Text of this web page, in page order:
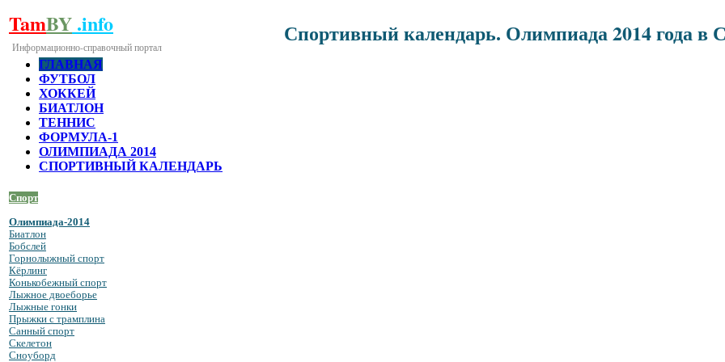
TamBY .info
Информационно-справочный портал Спортивный календарь. Олимпиада 2014 года в
ГЛАВНАЯ
ФУТБОЛ
ХОККЕЙ
БИАТЛОН
ТЕННИС
ФОРМУЛА-1
ОЛИМПИАДА 2014
СПОРТИВНЫЙ КАЛЕНДАРЬ
Cпорт
Олимпиада-2014
Биатлон
Бобслей
Горнолыжный спорт
Кёрлинг
Конькобежный спорт
Лыжное двоеборье
Лыжные гонки
Прыжки с трамплина
Санный спорт
Скелетон
Сноуборд